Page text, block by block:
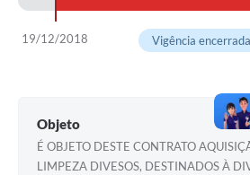
19/12/2018 Vigência encerrada
Objeto
É OBJETO DESTE CONTRATO
LIMPEZA DIVESOS, DESTINADOS À